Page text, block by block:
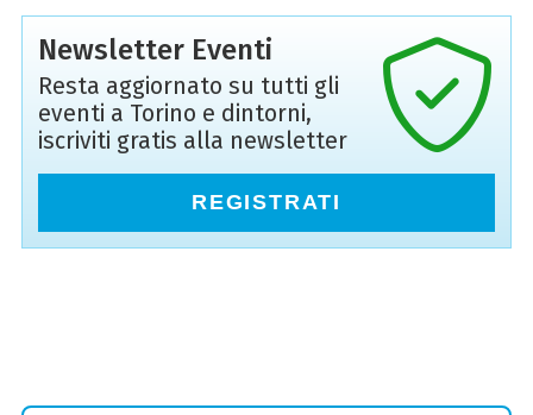
Newsletter Eventi
Resta aggiornato su tutti gli
eventi a Torino e dintorni,
iscriviti gratis alla newsletter
REGISTRATI